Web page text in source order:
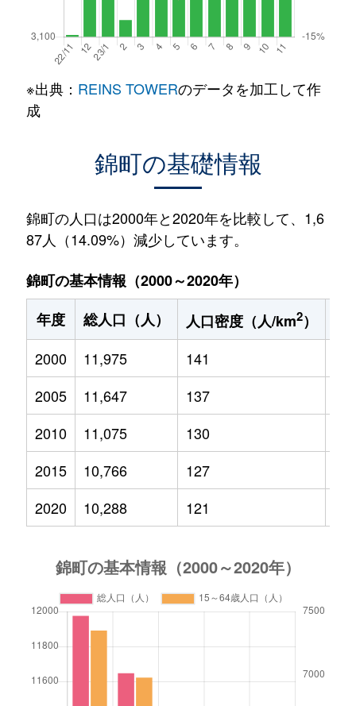
※出典： REINS TOWERのデータを加工して作
成
錦町の基礎情報
錦町の人口は2000年と2020年を比較して、1,6
87人（14.09%）減少しています。
錦町の基本情報（2000～2020年）
年度
総人口（人） 人口密度（人/km2）
2000
11,975 141
2005
11,647 137
2010
11,075 130
2015
10,766 127
2020
10,288 121